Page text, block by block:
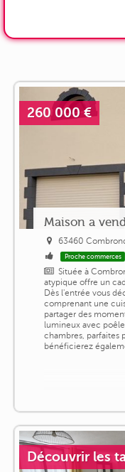
260 000 €
Maison a
63460
Proche commerces
Située à
atypique offre un
Dès l'entrée vous
comprenant une
partager des
lumineux avec
chambres, parfaites
bénéficierez
Découvrir les